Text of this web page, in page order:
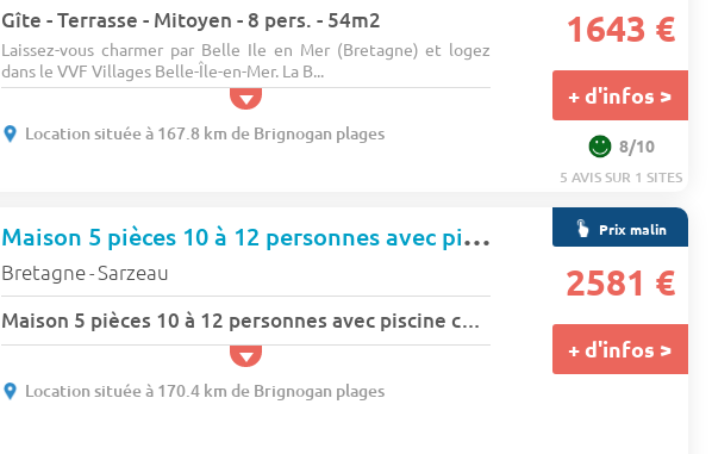
Gîte - Terrasse - Mitoyen - 8 pers. - 54m2
Laissez-vous charmer par Belle Ile en Mer (Bretagne) et logez
dans le VVF Villages Belle-Île-en-Mer. La B...
Location située à 167.8 km de Brignogan plages
1643 €
+ d'infos >
8/10
5 AVIS SUR 1 SITES
Maison 5 pièces 10 à 12 personnes avec piscine chauffée - WIFI
Bretagne-Sarzeau
Maison 5 pièces 10 à 12 personnes avec piscine chauffée - WIFI
Location située à 170.4 km de Brignogan plages
Prix malin
2581 €
+ d'infos >